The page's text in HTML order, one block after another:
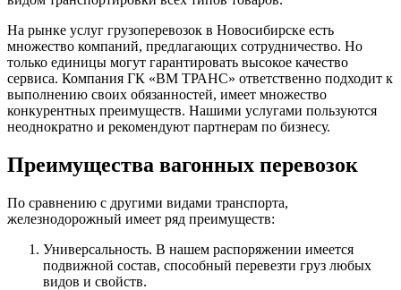
На рынке услуг грузоперевозок в Новосибирске есть
множество компаний, предлагающих сотрудничество. Но
только единицы могут гарантировать высокое качество
сервиса. Компания ГК «ВМ ТРАНС» ответственно подходит к
выполнению своих обязанностей, имеет множество
конкурентных преимуществ. Нашими услугами пользуются
неоднократно и рекомендуют партнерам по бизнесу.
Преимущества вагонных перевозок
По сравнению с другими видами транспорта,
железнодорожный имеет ряд преимуществ:
Универсальность. В нашем распоряжении имеется
подвижной состав, способный перевезти груз любых
видов и свойств.